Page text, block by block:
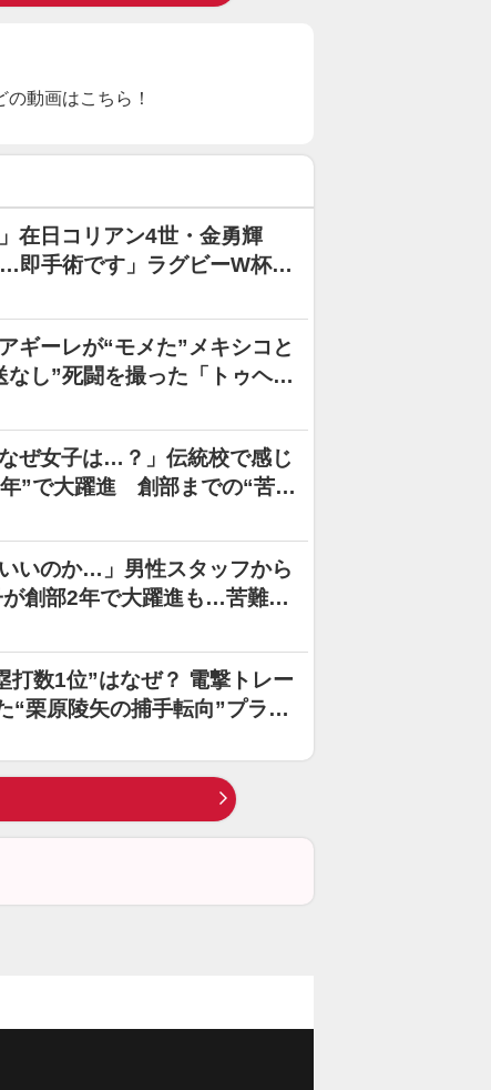
動画はこちら！
在日コリアン4世・金勇輝
即手術です」ラグビーW杯の
ギーレが“モメた”メキシコと
し”死闘を撮った「トゥヘル
ぜ女子は…？」伝統校で感じ
”で大躍進 創部までの“苦難
いのか…」男性スタッフから
創部2年で大躍進も…苦難が
数1位”はなぜ？ 電撃トレー
“栗原陵矢の捕手転向”プラン